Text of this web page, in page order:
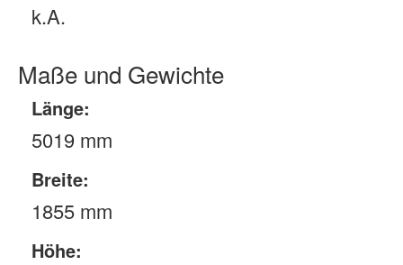
k.A.
Maße und Gewichte
Länge:
5019 mm
Breite:
1855 mm
Höhe: